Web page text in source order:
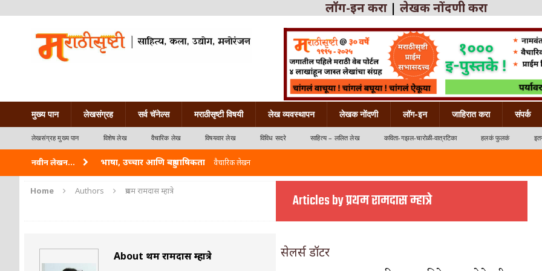
लॉग-इन करा | लेखक नोंदणी करा
मुख्य पान लेखसंग्रह सर्व चॅनेल्स मराठीसृष्टी विषयी लेख व्यवस्थापन लेखक नोंदणी लॉग-इन जाहिरात करा संपर्क
लेखसंग्रह मुख्य पान विशेष लेख वैचारिक लेख विषयवार लेख विविध सदरे साहित्य – ललित लेख कविता-गझल-चारोळी-वात्रटिका हलकं फुलकं
नवीन लेखन... भाषा, उच्चार आणि बहुभाषिकता वैचारिक लेखन
वारी विठ्ठलाची कविता-गझल-चारोळी-वात्रटिका
अशी एक कविता लिहू इच्छिते
Home Authors प्रथम रामदास म्हात्रे Articles by प्रथम रामदास म्हात्रे
About प्रथम रामदास म्हात्रे सेलर्स डॉटर